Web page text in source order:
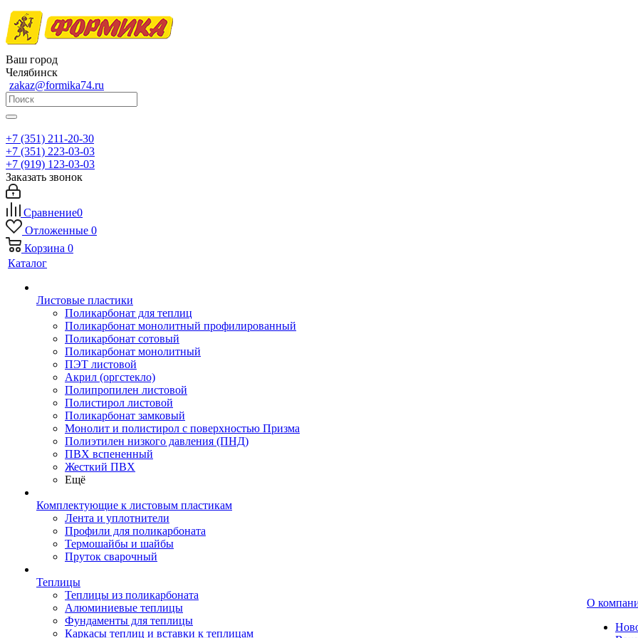
Ваш город
Челябинск
zakaz@formika74.ru
+7 (351) 211-20-30
+7 (351) 223-03-03
+7 (919) 123-03-03
Заказать звонок
Сравнение0
Отложенные 0
Корзина 0
Каталог
Листовые пластики
Поликарбонат для теплиц
Поликарбонат монолитный профилированный
Поликарбонат сотовый
Поликарбонат монолитный
ПЭТ листовой
Акрил (оргстекло)
Полипропилен листовой
Полистирол листовой
Поликарбонат замковый
Монолит и полистирол с поверхностью Призма
Полиэтилен низкого давления (ПНД)
ПВХ вспененный
Жесткий ПВХ
Ещё
Комплектующие к листовым пластикам
Лента и уплотнители
Профили для поликарбоната
Термошайбы и шайбы
Пруток сварочный
Теплицы
Теплицы из поликарбоната
Алюминиевые теплицы
Фундаменты для теплицы
Каркасы теплиц и вставки к теплицам
О